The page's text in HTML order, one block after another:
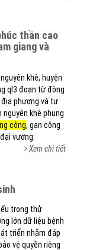
giang và
khê, huyện
ql3 đoạn từ đông
phương và tư
khê phụng
công, gạn công
vương.
Xem chi tiết
trong thử
lớn dữ liệu bệnh
triển nhằm đáp
vệ quyền riêng